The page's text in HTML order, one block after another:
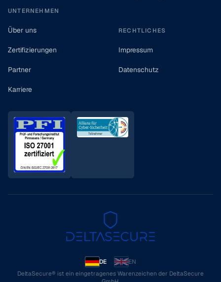
UNTERNEHMEN
Über uns
Zertifizierungen
Partner
Karriere
RECHTLICHES
Impressum
Datenschutz
DE
EN
DeltaSecure® ist ein eingetragenes Warenzeichen der DeltaSecure